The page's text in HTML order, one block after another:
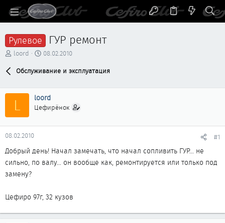
Рулевое ГУР ремонт
А
т
м
ы
loord
Д
т
а
ч
л
08.02.2010
Обслуживание и эксплуатация
L loord
Цефирёнок
08.02.2010 #1
Добрый день! Начал замечать, что начал сопливить ГУР... не
сильно, по валу... он вообще как, ремонтируется или только под
замену?
Цефиро 97г, 32 кузов